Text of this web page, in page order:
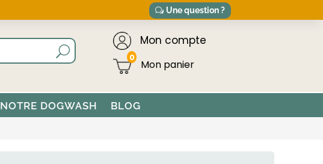
Une question ?
Mon compte
0
NOTRE DOGWASH BLOG